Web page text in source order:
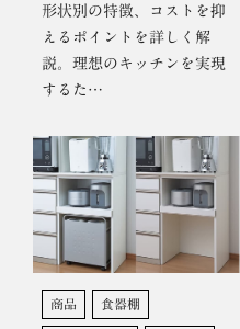
形状別の特徴、コストを抑
えるポイントを詳しく解
説。理想のキッチンを実現
するた…
商品 食器棚